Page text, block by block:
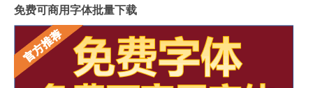
免费可商用字体批量下载